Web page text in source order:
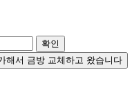
확인
해서 금방 교체하고 왔습니다